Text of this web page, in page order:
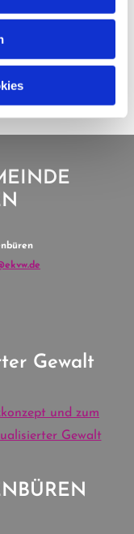
Gewalt
und zum
Gewalt